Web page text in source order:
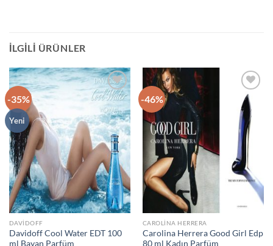
İLGILI ÜRÜNLER
-35%
Yeni
İstek
Listeme
Ekle
DAVIDOFF
Davidoff Cool Water EDT 100
ml Bayan Parfüm
-46%
İstek
Listeme
Ekle
CAROLINA HERRERA
Carolina Herrera Good Girl Edp
80 ml Kadın Parfüm